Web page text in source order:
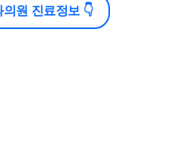
원 진료정보 👇